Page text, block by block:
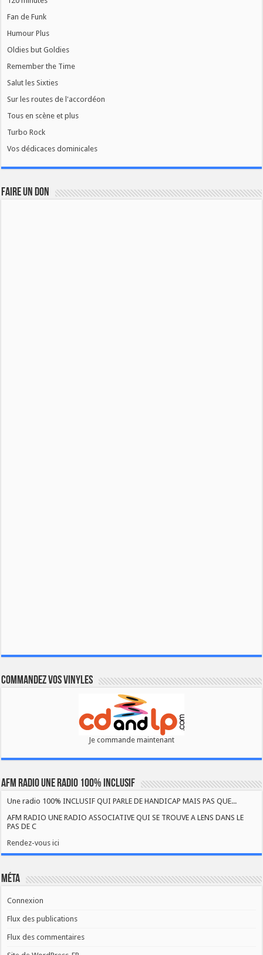
Fan de Funk
Humour Plus
Oldies but Goldies
Remember the Time
Salut les Sixties
Sur les routes de l'accordéon
Tous en scène et plus
Turbo Rock
Vos dédicaces dominicales
FAIRE UN DON
Commandez vos vinyles
Je commande maintenant
AFM RADIO UNE RADIO 100% INCLUSIF
Une radio 100% INCLUSIF QUI PARLE DE HANDICAP MAIS PAS QUE...
AFM RADIO UNE RADIO ASSOCIATIVE QUI SE TROUVE A LENS DANS LE
PAS DE C
Rendez-vous ici
Méta
Connexion
Flux des publications
Flux des commentaires